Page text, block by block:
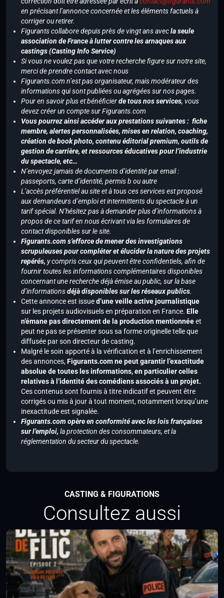
en précisant l’annonce concernée et les éléments factuels à
corriger ou retirer.
Figurants collabore depuis près de vingt ans avecla seule
association de France à lutter contre les arnaques aux
castings (Casting Info Service)
Si vous ne voulez pas que votre recherche figure sur notre site,
merci de prendre contact avec nous
Figurants.com n’est pas organisateur, mais modérateur des
informations qui sont publiées ou agrégées sur nos pages.
Pour en savoir plus et bénéficierde tous nos services, vous
devez créer un compte sur Figurants.com
Vous pourrez ainsi accéder aux prestations suivantes : fiche
membre, alertes personnalisées, mises en relation, coaching,
création de book photo, contenu éditorial premium, outils de
gestion de carrière, et ressources éducatives pour l’industrie
du spectacle, etc…
N’envoyez jamais de documents d’identité par email :
passeports, carte d’identité, permis b ou autre
L’accès préférentiel au site et à tous ces services est proposé
aux demandeurs d’emploi et intermittents du spectacle à un
tarif spécial. N’hésitez pas à demander plus d’informations à
propos de ce tarif en nous écrivant via les formulaires de
contact disponibles sur le site.
Figurants.com s’efforce de mener des investigations
scrupuleuses pour compléter et élucider la nature des projets
repérés, y compris ceux qui peuvent être confidentiels, afin de
fournir toutes les informations complémentaires disponibles
concernant une recherche déjà émise au public, sur la base
d’informationsdéjà disponibles sur les réseaux publics.
Cette annonce est issued’une veille active journalistique
sur les projets audiovisuels en préparation en France. Elle
n’émane pas directement de la production mentionnéeet
peut ne pas se présenter sous sa forme originelle telle que
diffusée par son directeur de casting.
Malgré le soin apporté à la vérification et à l’enrichissement
des annonces,Figurants.com ne peut garantir l’exactitude
absolue de toutes les informations, en particulier celles
relatives à l’identité des comédiens associés à un projet.
Ces contenus sont fournis à titre indicatif et peuvent être
corrigés ou mis à jour à tout moment, notamment lorsqu’une
inexactitude est signalée.
Figurants.com opère en conformité avec les lois françaises
sur l’emploi, la protection des consommateurs, et la
réglementation du secteur du spectacle.
CASTING & FIGURATIONS
Consultez aussi